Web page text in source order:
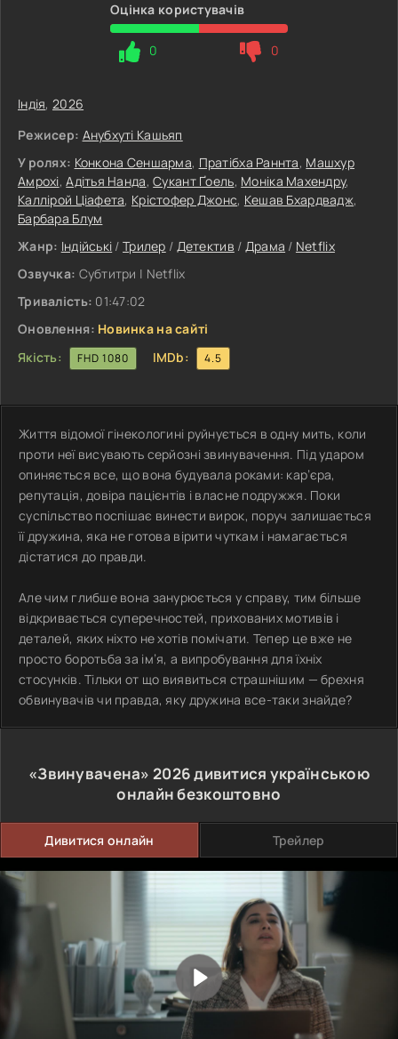
Оцінка користувачів
0 0
Індія, 2026
Режисер: Анубхуті Кашьяп
У ролях: Конкона Сеншарма, Пратібха Раннта, Машхур
Амрохі,Адітья Нанда,Сукант Ґоель, Моніка Махендру,
Каллірой Ціафета, Крістофер Джонс, Кешав Бхардвадж,
Барбара Блум
Жанр: Індійські /Трилер / Детектив / Драма / Netflix
Озвучка: Субтитри | Netflix
Тривалість: 01:47:02
Оновлення: Новинка на сайті
Якість:
FHD 1080 IMDb: 4.5
Життя відомої гінекологині руйнується в одну мить, коли
проти неї висувають серйозні звинувачення. Під ударом
опиняється все, що вона будувала роками: кар’єра,
репутація, довіра пацієнтів і власне подружжя. Поки
суспільство поспішає винести вирок, поруч залишається
її дружина, яка не готова вірити чуткам і намагається
дістатися до правди.
Але чим глибше вона занурюється у справу, тим більше
відкривається суперечностей, прихованих мотивів і
деталей, яких ніхто не хотів помічати. Тепер це вже не
просто боротьба за ім’я, а випробування для їхніх
стосунків. Тільки от що виявиться страшнішим — брехня
обвинувачів чи правда, яку дружина все-таки знайде?
«Звинувачена» 2026дивитися українською
онлайн безкоштовно
Дивитися онлайн Трейлер